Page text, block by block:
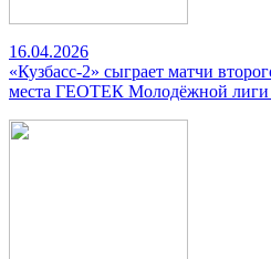
16.04.2026
«Кузбасс-2» сыграет матчи
места ГЕОТЕК Молодёжной лиги